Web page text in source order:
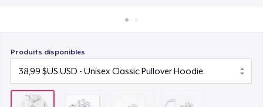
Produits disponibles